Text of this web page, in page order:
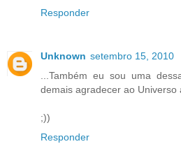
Responder
Unknown setembro 15, 2010
...Também eu sou uma
demais agradecer ao Universo
;))
Responder